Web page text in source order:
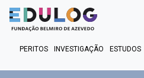
PERITOS INVESTIGAÇÃO ESTUDOS
PUBLICAÇÕES EM FOCO EM